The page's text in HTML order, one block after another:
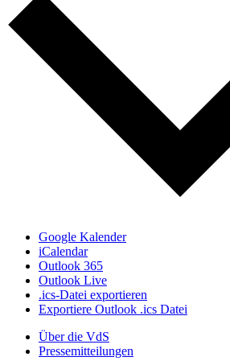
Google Kalender
iCalendar
Outlook 365
Outlook Live
.ics-Datei exportieren
Exportiere Outlook .ics Datei
Über die VdS
Pressemitteilungen